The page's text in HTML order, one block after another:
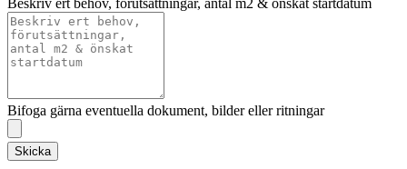
Bifoga gärna eventuella dokument, bilder eller ritningar
Skicka